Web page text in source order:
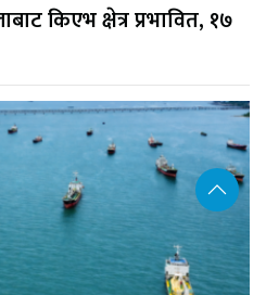
किएभ क्षेत्र प्रभावित, १७